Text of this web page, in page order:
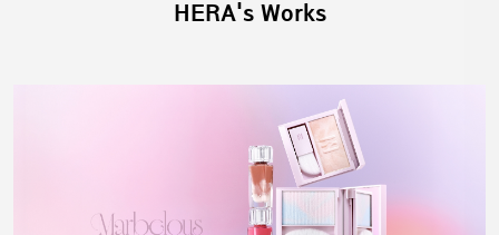
HERA's Works